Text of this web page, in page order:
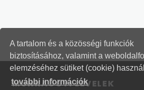
A tartalom és a közösségi funkciók
biztosításához, valamint a
elemzéséhez sütiket (cookie)
további információk
MUNKAÜGYI LEVELEK